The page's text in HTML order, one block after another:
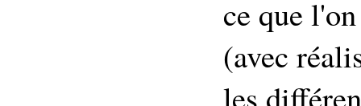
ce que
(avec
les